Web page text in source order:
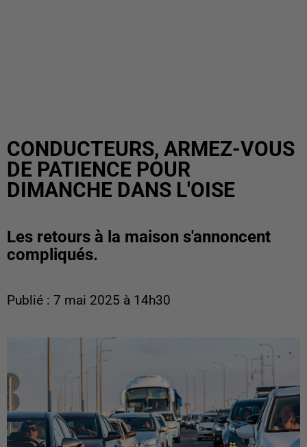
CONDUCTEURS, ARMEZ-VOUS
DE PATIENCE POUR
DIMANCHE DANS L'OISE
Les retours à la maison s'annoncent
compliqués.
Publié : 7 mai 2025 à 14h30